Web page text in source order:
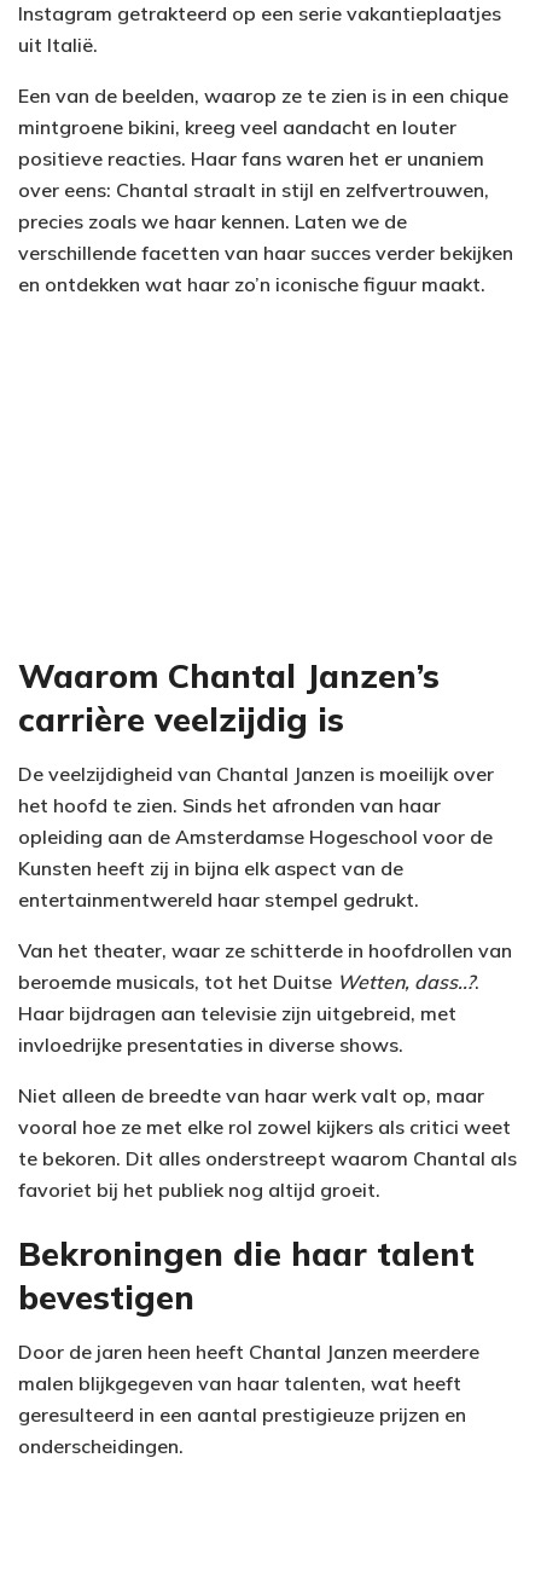
Instagram getrakteerd op een serie vakantieplaatjes
uit Italië.
Een van de beelden, waarop ze te zien is in een chique
mintgroene bikini, kreeg veel aandacht en louter
positieve reacties. Haar fans waren het er unaniem
over eens: Chantal straalt in stijl en zelfvertrouwen,
precies zoals we haar kennen. Laten we de
verschillende facetten van haar succes verder bekijken
en ontdekken wat haar zo’n iconische figuur maakt.
Waarom Chantal Janzen’s
carrière veelzijdig is
De veelzijdigheid van Chantal Janzen is moeilijk over
het hoofd te zien. Sinds het afronden van haar
opleiding aan de Amsterdamse Hogeschool voor de
Kunsten heeft zij in bijna elk aspect van de
entertainmentwereld haar stempel gedrukt.
Van het theater, waar ze schitterde in hoofdrollen van
beroemde musicals, tot het Duitse Wetten, dass..?.
Haar bijdragen aan televisie zijn uitgebreid, met
invloedrijke presentaties in diverse shows.
Niet alleen de breedte van haar werk valt op, maar
vooral hoe ze met elke rol zowel kijkers als critici weet
te bekoren. Dit alles onderstreept waarom Chantal als
favoriet bij het publiek nog altijd groeit.
Bekroningen die haar talent
bevestigen
Door de jaren heen heeft Chantal Janzen meerdere
malen blijkgegeven van haar talenten, wat heeft
geresulteerd in een aantal prestigieuze prijzen en
onderscheidingen.